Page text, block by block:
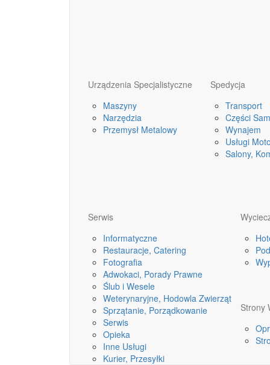
Urządzenia Specjalistyczne
Maszyny
Narzędzia
Przemysł Metalowy
Spedycja
Transport
Części
Wynajem
Usługi
Salony,
Serwis
Informatyczne
Restauracje, Catering
Fotografia
Adwokaci, Porady Prawne
Ślub i Wesele
Weterynaryjne, Hodowla Zwierząt
Sprzątanie, Porządkowanie
Serwis
Opieka
Inne Usługi
Kurier, Przesyłki
Strony